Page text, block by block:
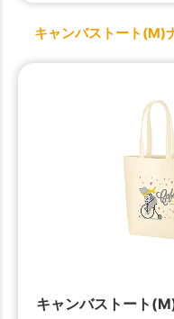
キャンバストート(M)
キャンバストート